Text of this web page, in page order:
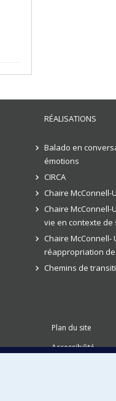
RÉALISATIONS
Balado en
émotions
CIRCA
Chaire McConnell-
Chaire McConnell-
vie en contexte de
Chaire McConnell-
réappropriation
Chemins de
Plan du site
Accessibilité